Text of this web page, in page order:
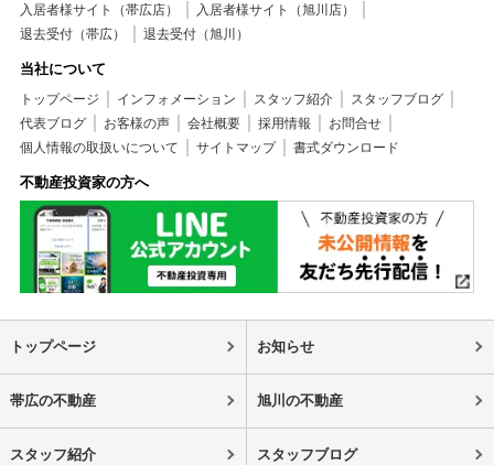
入居者様サイト（帯広店）
入居者様サイト（旭川店）
退去受付（帯広）
退去受付（旭川）
当社について
トップページ インフォメーション スタッフ紹介
スタッフブログ
代表ブログ
お客様の声 会社概要 採用情報
お問合せ
個人情報の取扱いについて
サイトマップ 書式ダウンロード
不動産投資家の方へ
トップページ お知らせ
帯広の不動産 旭川の不動産
スタッフ紹介 スタッフブログ